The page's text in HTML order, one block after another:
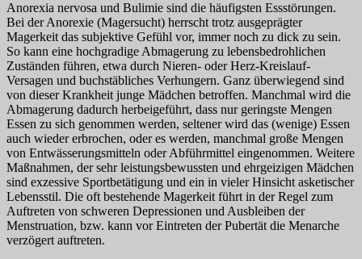
Anorexia nervosa und Bulimie sind die häufigsten Essstörungen.
Bei der Anorexie (Magersucht) herrscht trotz ausgeprägter
Magerkeit das subjektive Gefühl vor, immer noch zu dick zu sein.
So kann eine hochgradige Abmagerung zu lebensbedrohlichen
Zuständen führen, etwa durch Nieren- oder Herz-Kreislauf-
Versagen und buchstäbliches Verhungern. Ganz überwiegend sind
von dieser Krankheit junge Mädchen betroffen. Manchmal wird die
Abmagerung dadurch herbeigeführt, dass nur geringste Mengen
Essen zu sich genommen werden, seltener wird das (wenige) Essen
auch wieder erbrochen, oder es werden, manchmal große Mengen
von Entwässerungsmitteln oder Abführmittel eingenommen. Weitere
Maßnahmen, der sehr leistungsbewussten und ehrgeizigen Mädchen
sind exzessive Sportbetätigung und ein in vieler Hinsicht asketischer
Lebensstil. Die oft bestehende Magerkeit führt in der Regel zum
Auftreten von schweren Depressionen und Ausbleiben der
Menstruation, bzw. kann vor Eintreten der Pubertät die Menarche
verzögert auftreten.